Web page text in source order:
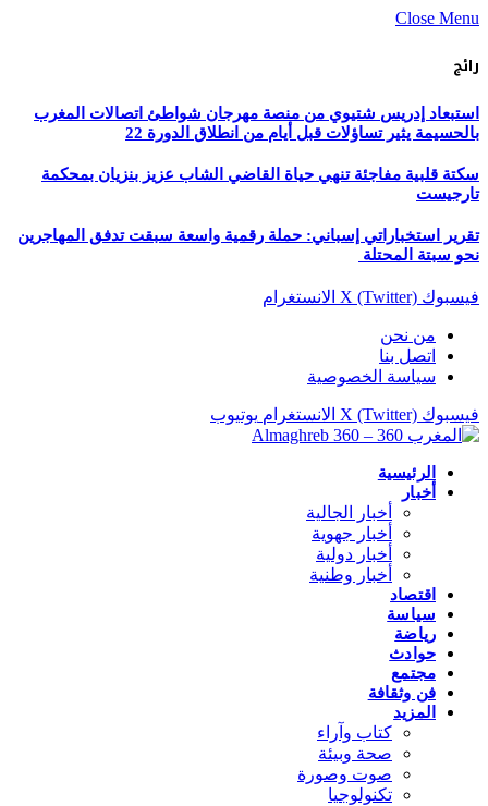
Close Menu
رائج
استبعاد إدريس شتيوي من منصة مهرجان شواطئ اتصالات المغرب
بالحسيمة يثير تساؤلات قبل أيام من انطلاق الدورة 22
سكتة قلبية مفاجئة تنهي حياة القاضي الشاب عزيز بنزيان بمحكمة
تارجيست
تقرير استخباراتي إسباني: حملة رقمية واسعة سبقت تدفق المهاجرين
نحو سبتة المحتلة
فيسبوك X (Twitter) الانستغرام
من نحن
اتصل بنا
سياسة الخصوصية
فيسبوك X (Twitter) الانستغرام يوتيوب
الرئيسية
أخبار
أخبار الجالية
أخبار جهوية
أخبار دولية
أخبار وطنية
اقتصاد
سياسة
رياضة
حوادث
مجتمع
فن وثقافة
المزيد
كتاب وآراء
صحة وبيئة
صوت وصورة
تكنولوجيا